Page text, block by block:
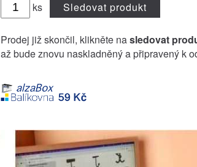
ks Sledovat produkt
Prodej již skončil, klikněte nasledovat
až bude znovu naskladněný a připravený k